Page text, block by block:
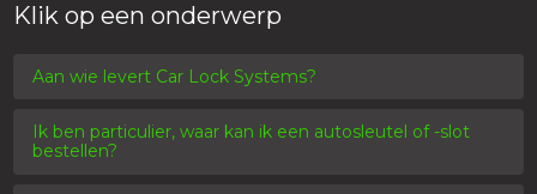
Klik op een onderwerp
Aan wie levert Car Lock Systems?
Ik ben particulier, waar kan ik een autosleutel of -slot
bestellen?